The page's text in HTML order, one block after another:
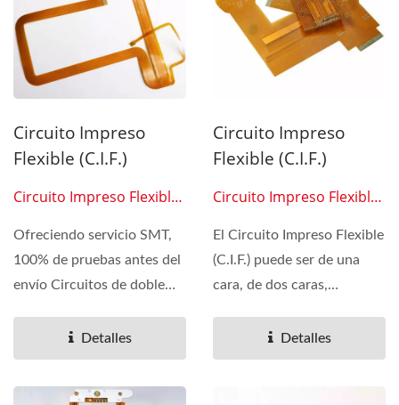
Circuito Impreso
Flexible (C.I.F.)
Circuito Impreso Flexible
Ofreciendo servicio SMT,
100% de pruebas antes del
envío Circuitos de doble
Detalles
Circuito Impreso
Flexible (C.I.F.)
Circuito Impreso Flexible
El Circuito Impreso Flexible
(C.I.F.) puede ser de una
cara, de dos caras,
(tecnología...Detalles